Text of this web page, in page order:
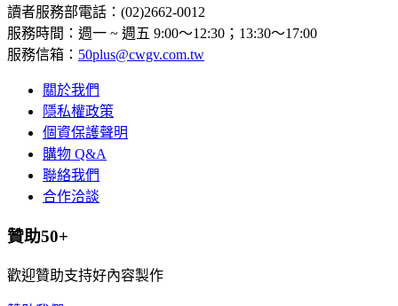
讀者服務部電話：(02)2662-0012
服務時間：週一 ~ 週五 9:00～12:30；13:30～17:00
服務信箱： 50plus@cwgv.com.tw
關於我們
隱私權政策
個資保護聲明
購物 Q&A
聯絡我們
合作洽談
贊助50+
歡迎贊助支持好內容製作